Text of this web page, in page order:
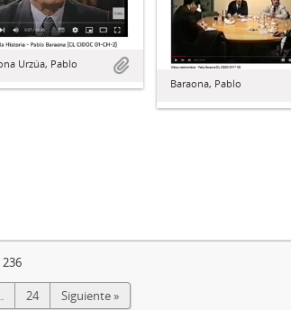
Urzúa, Pablo
Baraona, Pablo
24 Siguiente »